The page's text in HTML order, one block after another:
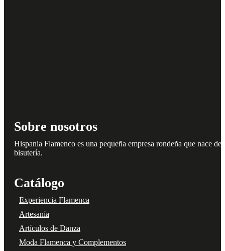
Sobre nosotros
Hispania Flamenco es una pequeña empresa rondeña que nace
bisutería.
Catálogo
Experiencia Flamenca
Artesanía
Artículos de Danza
Moda Flamenca y Complementos